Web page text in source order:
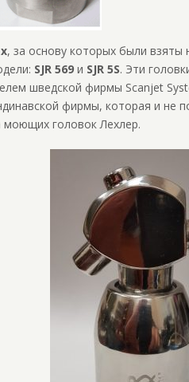
, за основу которых были взяты
SJR 569 и SJR 5S. Эти
шведской фирмы Scanjet
фирмы, которая и не
моющих головок Лехлер.